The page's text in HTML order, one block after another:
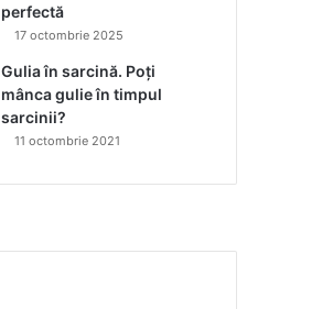
perfectă
17 octombrie 2025
Gulia în sarcină. Poți
mânca gulie în timpul
sarcinii?
11 octombrie 2021